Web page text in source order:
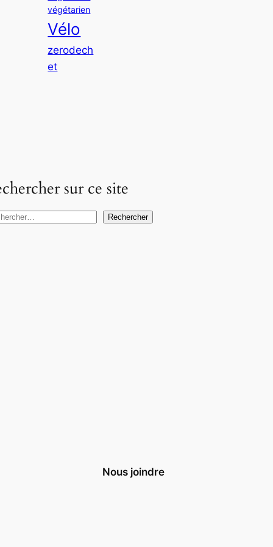
végétarien
Vélo
zerodech
et
sur ce site
Rechercher
Nous joindre